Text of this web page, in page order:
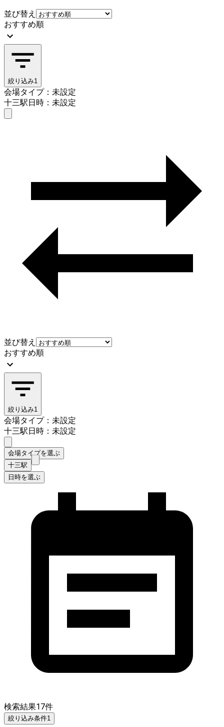
並び替え
おすすめ順
絞り込み1
会場タイプ：未設定
十三駅日時：未設定
並び替え
おすすめ順
絞り込み1
会場タイプ：未設定
十三駅日時：未設定
会場タイプを選ぶ
十三駅
日時を選ぶ
検索結果17件
絞り込み条件1